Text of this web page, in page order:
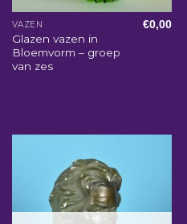
VAZEN
Glazen vazen in
Bloemvorm – groep
van zes
€0,00